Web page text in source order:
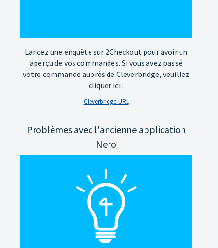
Lancez une enquête sur 2Checkout pour avoir un
aperçu de vos commandes. Si vous avez passé
votre commande auprès de Cleverbridge, veuillez
cliquer ici :
Cleverbridge-URL
Problèmes avec l'ancienne application
Nero